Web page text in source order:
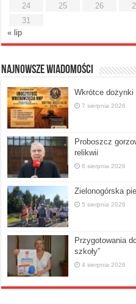
24
25 26
31
« lip
Najnowsze Wiadomości
Wkrótce dożynki
7 sierpnia 2026
Proboszcz
relikwii
6 sierpnia 2026
Zielonogórska
5 sierpnia 2026
Przygotowania
szkoły”
4 sierpnia 2026